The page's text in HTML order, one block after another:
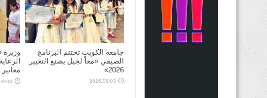
جامعة الكويت تختتم البرنامج
الصيفي «معاً لجيل يصنع التغيير
2026»
2026/08/03
03